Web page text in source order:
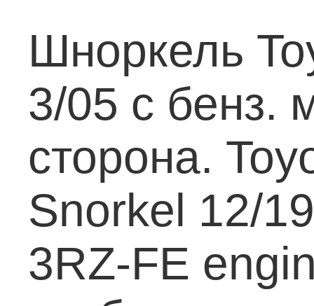
Шноркель
3/05 с бенз.
сторона.
Snorkel 12/
3RZ-FE